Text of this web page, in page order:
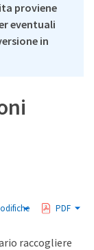
proviene
eventuali
in
PDF
raccogliere